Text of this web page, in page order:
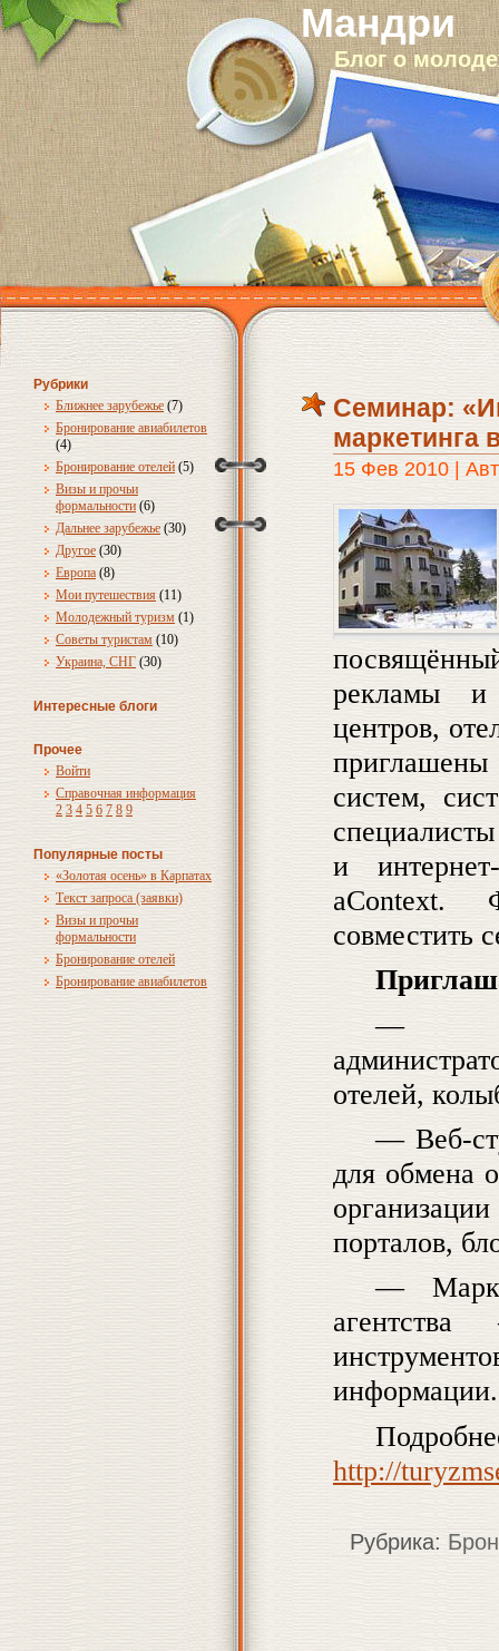
Мандри
Блог о
Рубрики
Ближнее зарубежье (7)
Бронирование авиабилетов
(4)
Бронирование отелей (5)
Визы и прочьи
формальности (6)
Дальнее зарубежье (30)
Другое (30)
Европа (8)
Мои путешествия (11)
Молодежный туризм (1)
Советы туристам (10)
Украина, СНГ (30)
Интересные блоги
Прочее
Войти
Справочная информация
2 3 4 5 6 7 8 9
Популярные посты
«Золотая осень» в Карпатах
Текст запроса (заявки)
Визы и прочьи
формальности
Бронирование отелей
Бронирование авиабилетов
Семинар:
маркетинга
15 Фев 2010 |
рекламы и
центров,
приглашены
систем,
и
aContext.
совместить
—
отелей,
— Веб-
для обмена
порталов,
—
информации.
http://
Рубрика: